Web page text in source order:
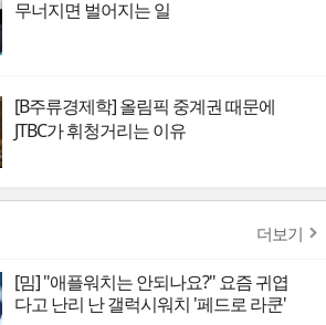
무너지면 벌어지는 일
[B주류경제학] 올림픽 중계권 때문에
JTBC가 휘청거리는 이유
더보기
[밈] "애플워치는 안되나요?" 요즘 귀엽
다고 난리 난 갤럭시워치 '페드로 라쿤'